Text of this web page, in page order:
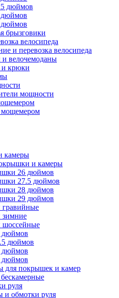
дюймов
брызговики
велосипеда
и перевозка велосипеда
велочемоданы
и крюки
мощности
камеры
и камеры
26 дюймов
27.5 дюймов
28 дюймов
29 дюймов
дюймов
дюймов
дюймов
дюймов
для покрышек и камер
руля
и обмотки руля